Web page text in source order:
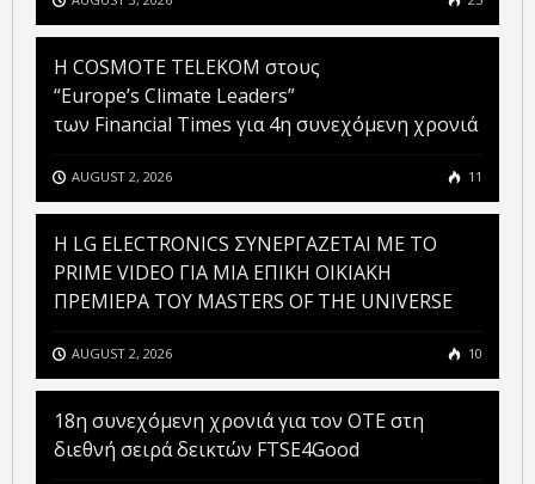
Η COSMOTE TELEKOM στους
“Europe’s Climate Leaders”
των Financial Times για 4η συνεχόμενη χρονιά
AUGUST 2, 2026 11
H LG ELECTRONICS ΣΥΝΕΡΓΑΖΕΤΑΙ ΜΕ ΤΟ
PRIME VIDEO ΓΙΑ ΜΙΑ ΕΠΙΚΗ ΟΙΚΙΑΚΗ
ΠΡΕΜΙΕΡΑ ΤΟΥ MASTERS OF THE UNIVERSE
AUGUST 2, 2026 10
18η συνεχόμενη χρονιά για τον ΟΤΕ στη
διεθνή σειρά δεικτών FTSE4Good